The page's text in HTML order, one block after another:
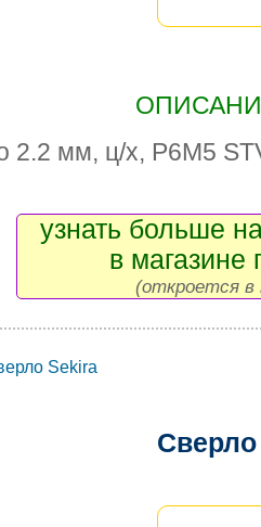
2.2 мм, ц/х, Р6М5
узнать больше
в магазине
(откроется в